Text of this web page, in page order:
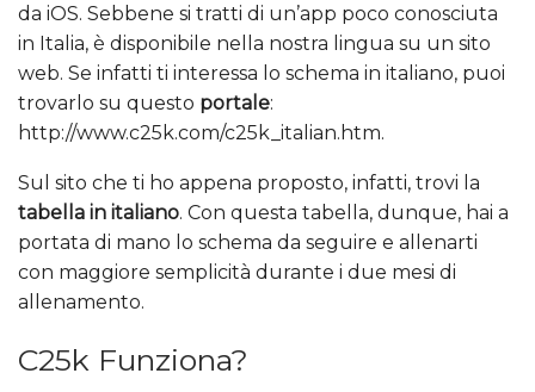
da iOS. Sebbene si tratti di un’app poco conosciuta
in Italia, è disponibile nella nostra lingua su un sito
web. Se infatti ti interessa lo schema in italiano, puoi
trovarlo su questo portale:
http://www.c25k.com/c25k_italian.htm.
Sul sito che ti ho appena proposto, infatti, trovi la
tabella in italiano. Con questa tabella, dunque, hai a
portata di mano lo schema da seguire e allenarti
con maggiore semplicità durante i due mesi di
allenamento.
C25k Funziona?